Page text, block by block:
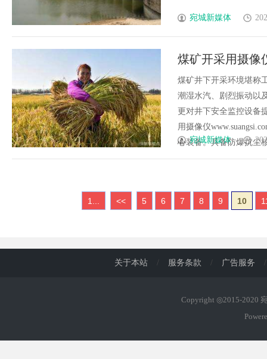
宛城新媒体
煤矿开采用摄像
煤矿井下开采环境堪称
潮湿水汽、剧烈振动以
更对井下安全监控设备
用摄像仪
心装备。具备防爆抗尘
宛城新媒体
1... << 5 6 7 8 9 10
关于本站 / 服务条款 / 广告服务 /
Copyright ◎2015-2020